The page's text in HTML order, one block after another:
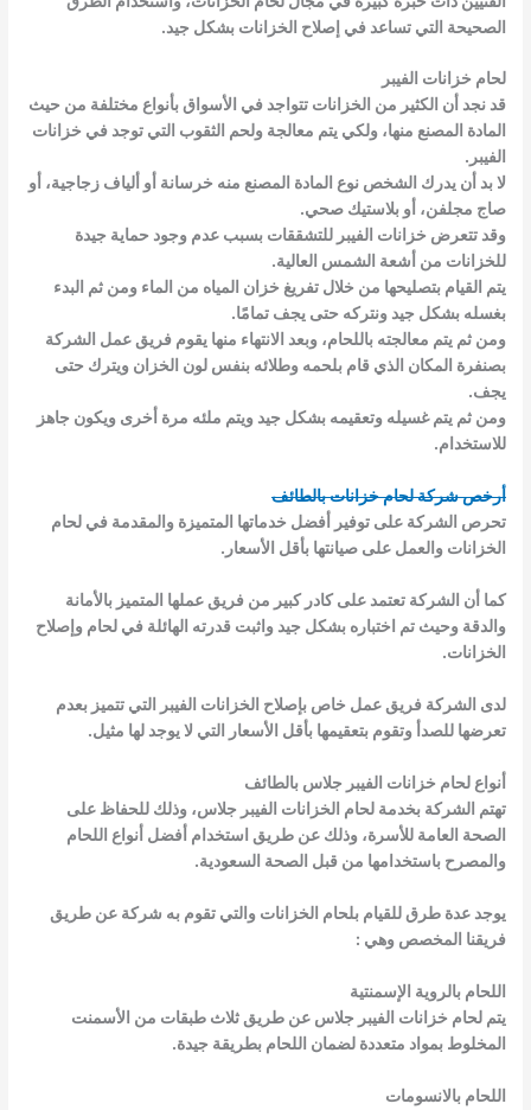
الصحيحة التي تساعد في إصلاح الخزانات بشكل جيد.
لحام خزانات الفيبر
قد نجد أن الكثير من الخزانات تتواجد في الأسواق بأنواع مختلفة من حيث
المادة المصنع منها، ولكي يتم معالجة ولحم الثقوب التي توجد في خزانات
الفيبر.
لا بد أن يدرك الشخص نوع المادة المصنع منه خرسانة أو ألياف زجاجية، أو
صاج مجلفن، أو بلاستيك صحي.
وقد تتعرض خزانات الفيبر للتشققات بسبب عدم وجود حماية جيدة
للخزانات من أشعة الشمس العالية.
يتم القيام بتصليحها من خلال تفريغ خزان المياه من الماء ومن ثم البدء
بغسله بشكل جيد ونتركه حتى يجف تمامًا.
ومن ثم يتم معالجته باللحام، وبعد الانتهاء منها يقوم فريق عمل الشركة
بصنفرة المكان الذي قام بلحمه وطلائه بنفس لون الخزان ويترك حتى
يجف.
ومن ثم يتم غسيله وتعقيمه بشكل جيد ويتم ملئه مرة أخرى ويكون جاهز
للاستخدام.
أرخص شركة لحام خزانات بالطائف
تحرص الشركة على توفير أفضل خدماتها المتميزة والمقدمة في لحام
الخزانات والعمل على صيانتها بأقل الأسعار.
كما أن الشركة تعتمد على كادر كبير من فريق عملها المتميز بالأمانة
والدقة وحيث تم اختباره بشكل جيد واثبت قدرته الهائلة في لحام وإصلاح
الخزانات.
لدى الشركة فريق عمل خاص بإصلاح الخزانات الفيبر التي تتميز بعدم
تعرضها للصدأ وتقوم بتعقيمها بأقل الأسعار التي لا يوجد لها مثيل.
أنواع لحام خزانات الفيبر جلاس بالطائف
تهتم الشركة بخدمة لحام الخزانات الفيبر جلاس، وذلك للحفاظ على
الصحة العامة للأسرة، وذلك عن طريق استخدام أفضل أنواع اللحام
والمصرح باستخدامها من قبل الصحة السعودية.
يوجد عدة طرق للقيام بلحام الخزانات والتي تقوم به شركة عن طريق
فريقنا المخصص وهي :
اللحام بالروية الإسمنتية
يتم لحام خزانات الفيبر جلاس عن طريق ثلاث طبقات من الأسمنت
المخلوط بمواد متعددة لضمان اللحام بطريقة جيدة.
اللحام بالانسومات